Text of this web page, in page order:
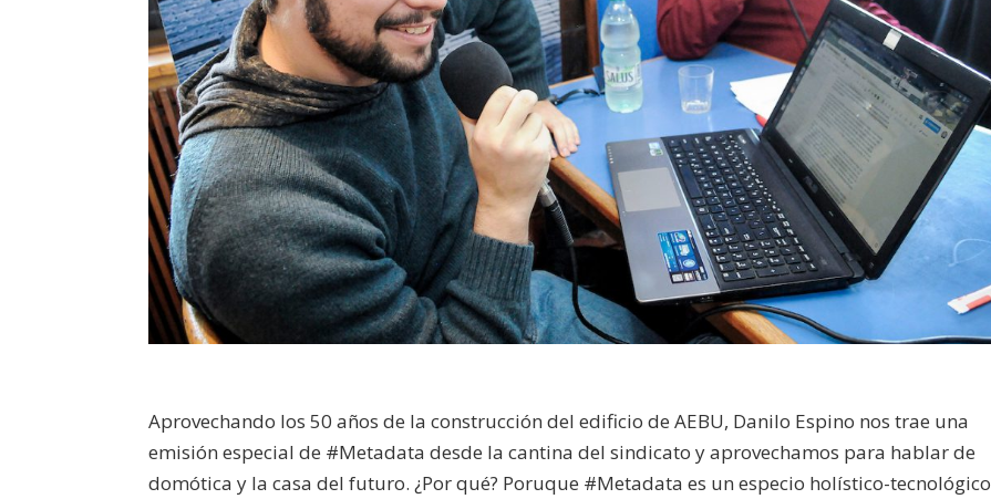
Aprovechando los 50 años de la construcción del edificio de AEBU, Danilo Espino nos trae una
emisión especial de #Metadata desde la cantina del sindicato y aprovechamos para hablar de
domótica y la casa del futuro. ¿Por qué? Poruque #Metadata es un especio holístico-tecnológico